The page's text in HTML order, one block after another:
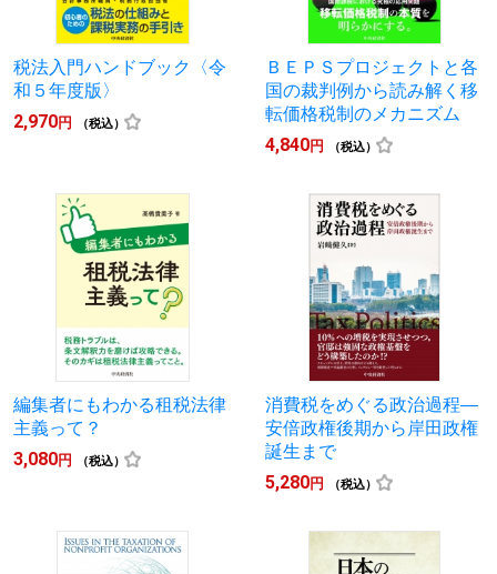
税法入門ハンドブック〈令
和５年度版〉
2,970円 （税込）
ＢＥＰＳプロジェクトと各
国の裁判例から読み解く移
転価格税制のメカニズム
4,840円 （税込）
編集者にもわかる租税法律
主義って？
3,080円 （税込）
消費税をめぐる政治過程―
安倍政権後期から岸田政権
誕生まで
5,280円 （税込）